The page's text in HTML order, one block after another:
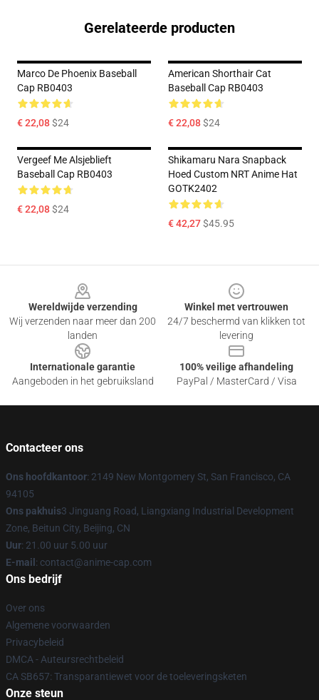
Gerelateerde producten
Marco De Phoenix Baseball
Cap RB0403
€ 22,08$24
American Shorthair Cat
Baseball Cap RB0403
€ 22,08$24
Vergeef Me Alsjeblieft
Baseball Cap RB0403
€ 22,08$24
Shikamaru Nara Snapback
Hoed Custom NRT Anime Hat
GOTK2402
€ 42,27$45.95
Wereldwijde verzending
Wij verzenden naar meer dan 200
landen
Winkel met vertrouwen
24/7 beschermd van klikken tot
levering
Internationale garantie
Aangeboden in het gebruiksland
100% veilige afhandeling
PayPal / MasterCard / Visa
Contacteer ons
Ons hoofdkantoor: 2149 New Montgomery St, San Francisco, CA
94105
Ons pakhuis3 Jinguang Road, Liangxiang Industrial Development
Zone, Beitun City, Beijing, CN
Uur: 21.00 uur 5.00 uur
E-mail : contact@anime-cap.com
Ons bedrijf
Over ons
Algemene voorwaarden
Privacybeleid
DMCA - Auteursrechtbeleid
CA SB657: Transparantiewet voor de toeleveringsketen
Onze steun